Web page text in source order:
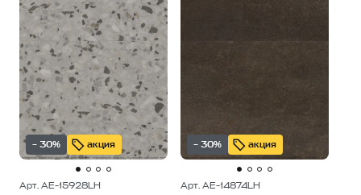
– 30% акция
Арт. AE-15928LH
– 30% акция
Арт. AE-14874LH